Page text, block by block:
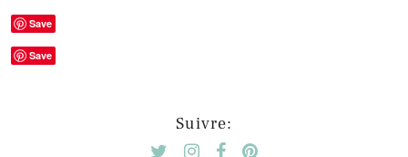
Save
Save
Suivre: